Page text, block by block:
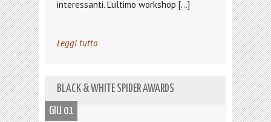
interessanti. L’ultimo workshop […]
Leggi tutto
BLACK & WHITE SPIDER AWARDS
GIU 01